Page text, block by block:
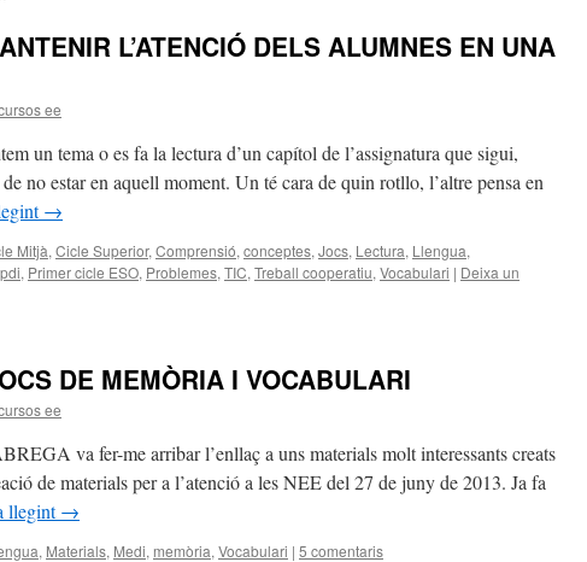
L’ATENCIÓ DELS ALUMNES EN UNA
ee
un tema o es fa la lectura d’un capítol de l’assignatura que sigui,
no estar en aquell moment. Un té cara de quin rotllo, l’altre pensa en
→
Mitjà, Cicle Superior, Comprensió, conceptes, Jocs, Lectura, Llengua,
pdi, Primer cicle ESO, Problemes, TIC, Treball cooperatiu, Vocabulari | Deixa un
DE MEMÒRIA I VOCABULARI
ee
va fer-me arribar l’enllaç a uns materials molt interessants creats
de materials per a l’atenció a les NEE del 27 de juny de 2013. Ja fa
llegint→
, Materials, Medi, memòria, Vocabulari | 5 comentaris